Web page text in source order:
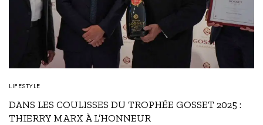
LIFESTYLE
DANS LES COULISSES DU TROPHÉE GOSSET 2025 :
THIERRY MARX À L’HONNEUR